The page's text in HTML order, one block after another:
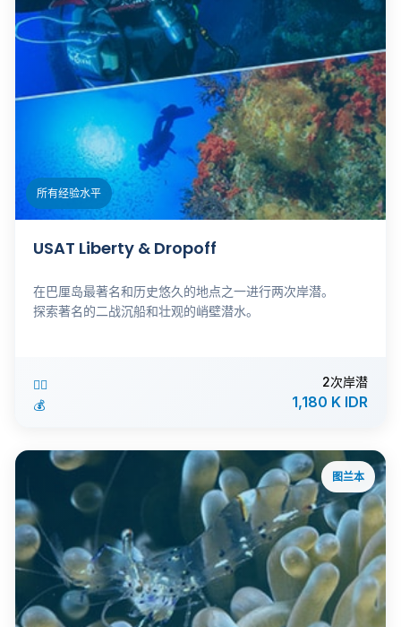
所有经验水平
USAT Liberty & Dropoff
在巴厘岛最著名和历史悠久的地点之一进行两次岸潜。
探索著名的二战沉船和壮观的峭壁潜水。
🏊‍♂️
2次岸潜
💰
1,180 K IDR
ℹ️
图兰本